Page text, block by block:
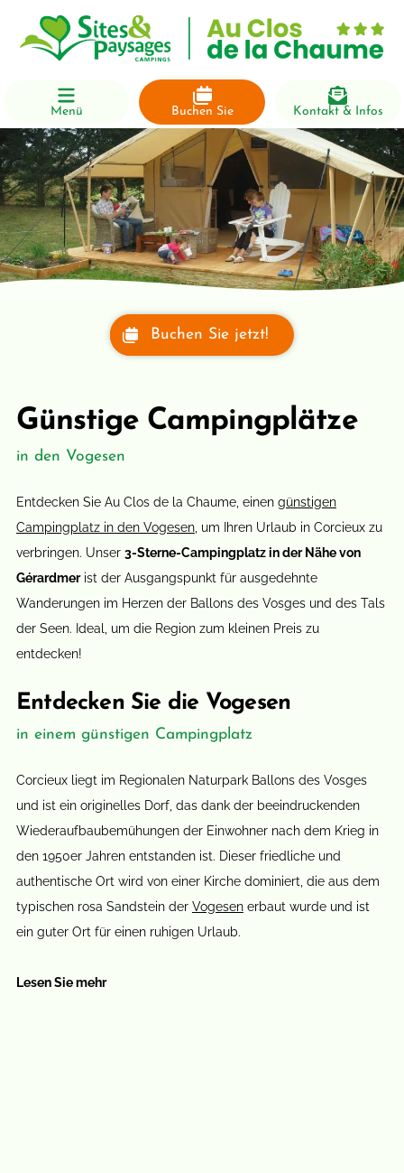
Kontakt & Infos
Buchen Sie
Menü
Buchen Sie jetzt!
Günstige Campingplätze
in den Vogesen
Entdecken Sie Au Clos de la Chaume, einen günstigen
Campingplatz in den Vogesen, um Ihren Urlaub in Corcieux zu
verbringen. Unser 3-Sterne-Campingplatz in der Nähe von
Gérardmerist der Ausgangspunkt für ausgedehnte
Wanderungen im Herzen der Ballons des Vosges und des Tals
der Seen. Ideal, um die Region zum kleinen Preis zu
entdecken!
Entdecken Sie die Vogesen
in einem günstigen Campingplatz
Corcieux liegt im Regionalen Naturpark Ballons des Vosges
und ist ein originelles Dorf, das dank der beeindruckenden
Wiederaufbaubemühungen der Einwohner nach dem Krieg in
den 1950er Jahren entstanden ist. Dieser friedliche und
authentische Ort wird von einer Kirche dominiert, die aus dem
typischen rosa Sandstein der Vogesenerbaut wurde und ist
ein guter Ort für einen ruhigen Urlaub.
Lesen Sie mehr